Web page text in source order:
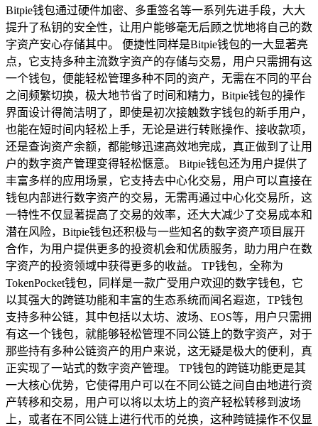
Bitpie钱包通过硬件加密、多重签名等一系列先进手段，大大
提升了私钥的安全性，让用户能够毫无后顾之忧地将自己的数
字资产安心存储其中。 便捷性同样是Bitpie钱包的一大显著亮
点，它支持多种主流数字资产的存储与交易，用户只需拥有这
一个钱包，便能轻松管理多种不同的资产，无需在不同的平台
之间频繁切换，极大地节省了时间和精力，Bitpie钱包的操作
界面设计得简洁明了，即使是初次接触数字钱包的新手用户，
也能在短时间内轻松上手，无论是进行转账操作、接收款项，
还是查询资产余额，都能够迅速高效地完成，真正做到了让用
户的数字资产管理变得轻松惬意。 Bitpie钱包还为用户提供了
丰富多样的应用场景，它支持去中心化交易，用户可以直接在
钱包内部进行数字资产的交易，无需再通过中心化交易所，这
一特性不仅显著提高了交易的效率，还大大减少了交易成本和
潜在风险，Bitpie钱包还积极与一些知名的数字资产项目展开
合作，为用户提供更多的投资机会和优质服务，助力用户在数
字资产的投资领域中获得更多的收益。 TP钱包，全称为
TokenPocket钱包，同样是一款广受用户欢迎的数字钱包，它
以其强大的跨链功能和丰富的生态系统而闻名遐迩，TP钱包
支持多种公链，其中包括以太坊、波场、EOS等，用户只需拥
有这一个钱包，就能够轻松管理不同公链上的数字资产，对于
那些持有多种公链资产的用户来说，这无疑是极大的便利，真
正实现了一站式的数字资产管理。 TP钱包的跨链功能更是其
一大核心优势，它使得用户可以在不同公链之间自由地进行资
产转移和交易，用户可以将以太坊上的资产轻松转移到波场
上，或者在不同公链上进行代币的兑换，这种跨链操作不仅显